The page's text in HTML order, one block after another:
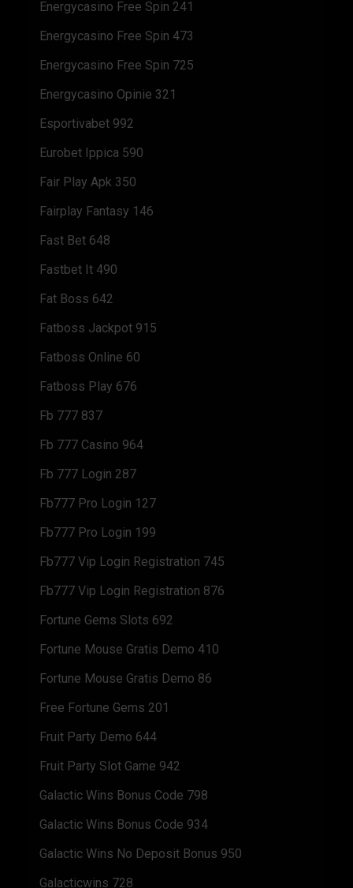
Energycasino Free Spin 241
Energycasino Free Spin 473
Energycasino Free Spin 725
Energycasino Opinie 321
Esportivabet 992
Eurobet Ippica 590
Fair Play Apk 350
Fairplay Fantasy 146
Fast Bet 648
Fastbet It 490
Fat Boss 642
Fatboss Jackpot 915
Fatboss Online 60
Fatboss Play 676
Fb 777 837
Fb 777 Casino 964
Fb 777 Login 287
Fb777 Pro Login 127
Fb777 Pro Login 199
Fb777 Vip Login Registration 745
Fb777 Vip Login Registration 876
Fortune Gems Slots 692
Fortune Mouse Gratis Demo 410
Fortune Mouse Gratis Demo 86
Free Fortune Gems 201
Fruit Party Demo 644
Fruit Party Slot Game 942
Galactic Wins Bonus Code 798
Galactic Wins Bonus Code 934
Galactic Wins No Deposit Bonus 950
Galacticwins 728